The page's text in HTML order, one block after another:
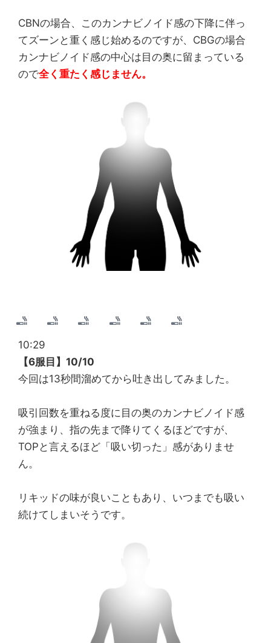
CBNの場合、このカンナビノイド感の下降に伴っ
てズーンと重く感じ始めるのですが、CBGの場合
カンナビノイド感の中心は目の奥に留まっている
ので全く重たく感じません。
10:29
【6服目】10/10
今回は13秒間溜めてから吐き出してみました。
吸引回数を重ねる度に目の奥のカンナビノイド感
が強まり、指の先まで降りてくるほどですが、
TOPと言えるほど「吸い切った」感がありませ
ん。
リキッドの味が良いこともあり、いつまでも吸い
続けてしまいそうです。